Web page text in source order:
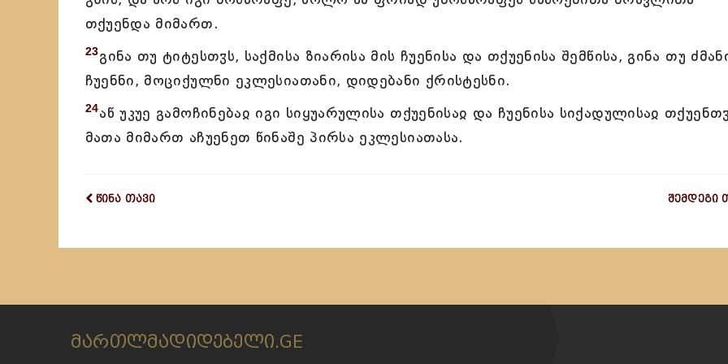
თქუენდა მიმართ.
23გინა თუ ტიტესთჳს, საქმისა ზიარისა მის ჩუენისა და თქუენისა შემწისა, გინა თუ
ჩუენნი, მოციქულნი ეკლესიათანი, დიდებანი ქრისტესნი.
24აწ უკუე გამოჩინებაჲ იგი სიყუარულისა თქუენისაჲ და ჩუენისა სიქადულისაჲ
მათა მიმართ აჩუენეთ წინაშე პირსა ეკლესიათასა.
წინა თავი შემდეგი
მართლმადიდებელი.GE